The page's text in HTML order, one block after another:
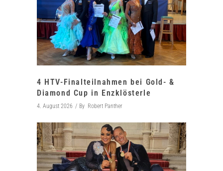
4 HTV-Finalteilnahmen bei Gold- &
Diamond Cup in Enzklösterle
4. August 2026 By Robert Panther